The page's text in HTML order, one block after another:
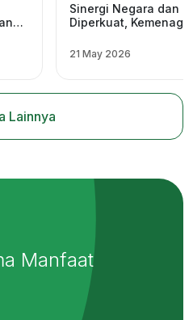
Sinergi Negara dan
Diperkuat, Kemenag
dan Wakaf Nasional
21 May 2026
Lainnya
Manfaat